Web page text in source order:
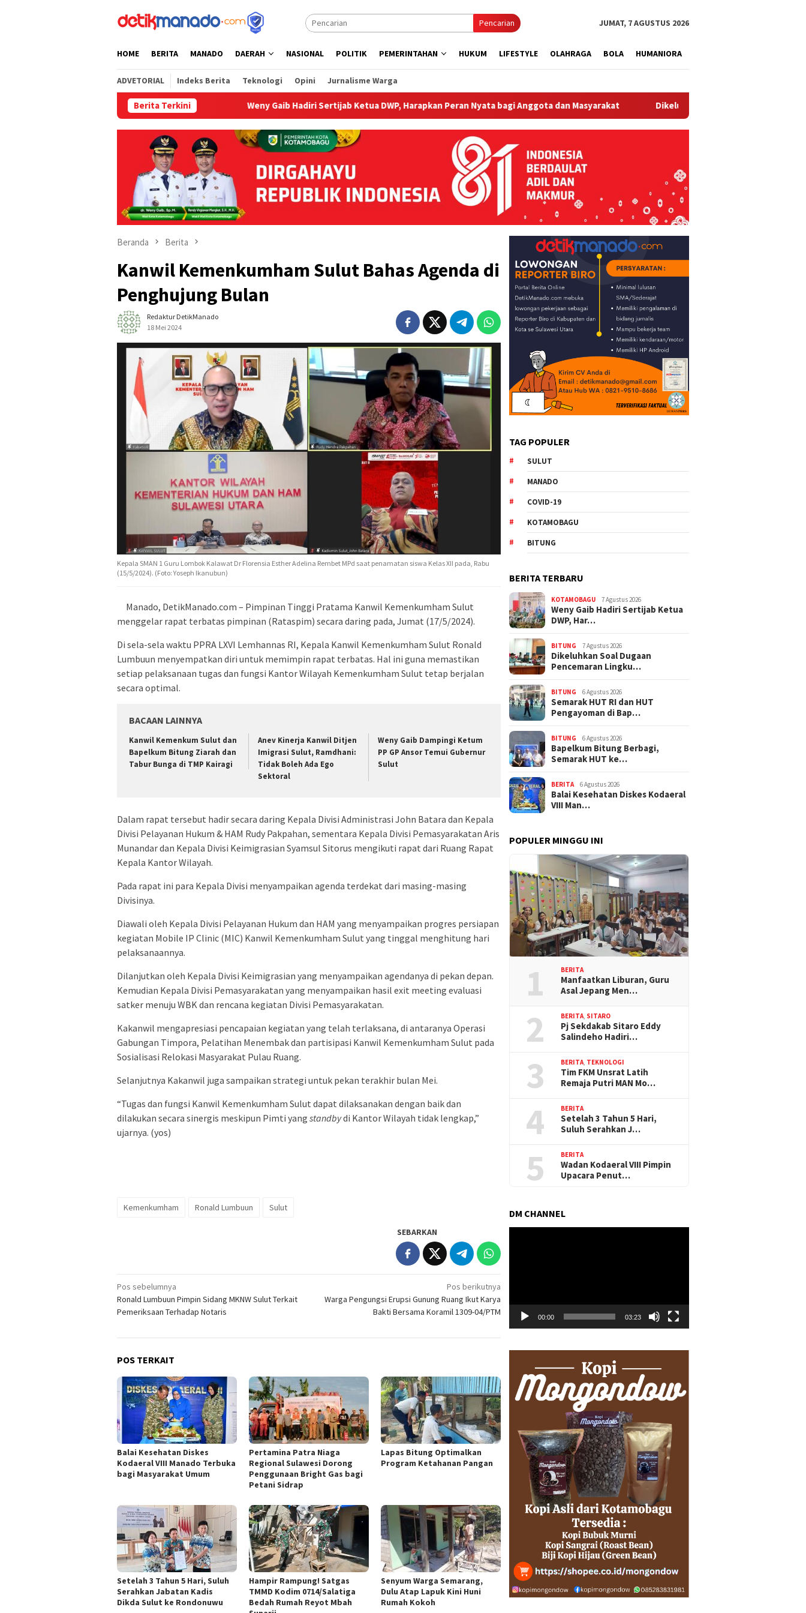
Pencarian JUMAT, 7 AGUSTUS 2026
HOME BERITA MANADO DAERAH NASIONAL POLITIK PEMERINTAHAN HUKUM LIFESTYLE OLAHRAGA BOLA HUMANIORA
ADVETORIAL Indeks Berita Teknologi Opini Jurnalisme Warga
Berita TerkiniWeny Gaib Hadiri Sertijab Ketua DWP, Harapkan Peran Nyata bagi Anggota dan Masyarakat Dikeluhkan Soal Dugaan Pencemaran Lingkungan,
Beranda Berita
Kanwil Kemenkumham Sulut Bahas Agenda di
Penghujung Bulan
Redaktur DetikManado
18 Mei 2024
Kepala SMAN 1 Guru Lombok Kalawat Dr Florensia Esther Adelina Rembet MPd saat penamatan siswa Kelas XII pada, Rabu
(15/5/2024). (Foto: Yoseph Ikanubun)
Manado, DetikManado.com – Pimpinan Tinggi Pratama Kanwil Kemenkumham Sulut
menggelar rapat terbatas pimpinan (Rataspim) secara daring pada, Jumat (17/5/2024).
Di sela-sela waktu PPRA LXVI Lemhannas RI, Kepala Kanwil Kemenkumham Sulut Ronald
Lumbuun menyempatkan diri untuk memimpin rapat terbatas. Hal ini guna memastikan
setiap pelaksanaan tugas dan fungsi Kantor Wilayah Kemenkumham Sulut tetap berjalan
secara optimal.
BACAAN LAINNYA
‎Kanwil Kemenkum Sulut dan
Bapelkum Bitung Ziarah dan
Tabur Bunga di TMP Kairagi
Anev Kinerja Kanwil Ditjen
Imigrasi Sulut, Ramdhani:
Tidak Boleh Ada Ego
Sektoral
Weny Gaib Dampingi Ketum
PP GP Ansor Temui Gubernur
Sulut
Dalam rapat tersebut hadir secara daring Kepala Divisi Administrasi John Batara dan Kepala
Divisi Pelayanan Hukum & HAM Rudy Pakpahan, sementara Kepala Divisi Pemasyarakatan Aris
Munandar dan Kepala Divisi Keimigrasian Syamsul Sitorus mengikuti rapat dari Ruang Rapat
Kepala Kantor Wilayah.
Pada rapat ini para Kepala Divisi menyampaikan agenda terdekat dari masing-masing
Divisinya.
Diawali oleh Kepala Divisi Pelayanan Hukum dan HAM yang menyampaikan progres persiapan
kegiatan Mobile IP Clinic (MIC) Kanwil Kemenkumham Sulut yang tinggal menghitung hari
pelaksanaannya.
Dilanjutkan oleh Kepala Divisi Keimigrasian yang menyampaikan agendanya di pekan depan.
Kemudian Kepala Divisi Pemasyarakatan yang menyampaikan hasil exit meeting evaluasi
satker menuju WBK dan rencana kegiatan Divisi Pemasyarakatan.
Kakanwil mengapresiasi pencapaian kegiatan yang telah terlaksana, di antaranya Operasi
Gabungan Timpora, Pelatihan Menembak dan partisipasi Kanwil Kemenkumham Sulut pada
Sosialisasi Relokasi Masyarakat Pulau Ruang.
Selanjutnya Kakanwil juga sampaikan strategi untuk pekan terakhir bulan Mei.
“Tugas dan fungsi Kanwil Kemenkumham Sulut dapat dilaksanakan dengan baik dan
dilakukan secara sinergis meskipun Pimti yang standbydi Kantor Wilayah tidak lengkap,”
ujarnya. (yos)
Kemenkumham Ronald Lumbuun Sulut
SEBARKAN
Navigasi
pos
Pos sebelumnya
Ronald Lumbuun Pimpin Sidang MKNW Sulut Terkait
Pemeriksaan Terhadap Notaris
Pos berikutnya
Warga Pengungsi Erupsi Gunung Ruang Ikut Karya
Bakti Bersama Koramil 1309-04/PTM
POS TERKAIT
Balai Kesehatan Diskes
Kodaeral VIII Manado Terbuka
bagi Masyarakat Umum
Pertamina Patra Niaga
Regional Sulawesi Dorong
Penggunaan Bright Gas bagi
Petani Sidrap
Lapas Bitung Optimalkan
Program Ketahanan Pangan
Setelah 3 Tahun 5 Hari, Suluh
Serahkan Jabatan Kadis
Dikda Sulut ke Rondonuwu
Hampir Rampung! Satgas
TMMD Kodim 0714/Salatiga
Bedah Rumah Reyot Mbah
Senyum Warga Semarang,
Dulu Atap Lapuk Kini Huni
Rumah Kokoh
TAG POPULER
SULUT
MANADO
COVID-19
KOTAMOBAGU
BITUNG
BERITA TERBARU
KOTAMOBAGU 7 Agustus 2026
Weny Gaib Hadiri Sertijab Ketua
DWP, Har…
BITUNG 7 Agustus 2026
Dikeluhkan Soal Dugaan
Pencemaran Lingku…
BITUNG 6 Agustus 2026
Semarak HUT RI dan HUT
Pengayoman di Bap…
BITUNG 6 Agustus 2026
‎Bapelkum Bitung Berbagi,
Semarak HUT ke…
BERITA 6 Agustus 2026
Balai Kesehatan Diskes Kodaeral
VIII Man…
POPULER MINGGU INI
1 BERITA
Manfaatkan Liburan, Guru
Asal Jepang Men…
2 BERITA, SITARO
Pj Sekdakab Sitaro Eddy
Salindeho Hadiri…
3 BERITA, TEKNOLOGI
Tim FKM Unsrat Latih
Remaja Putri MAN Mo…
4 BERITA
Setelah 3 Tahun 5 Hari,
Suluh Serahkan J…
5 BERITA
Wadan Kodaeral VIII Pimpin
Upacara Penut…
DM CHANNEL
00:00 03:23